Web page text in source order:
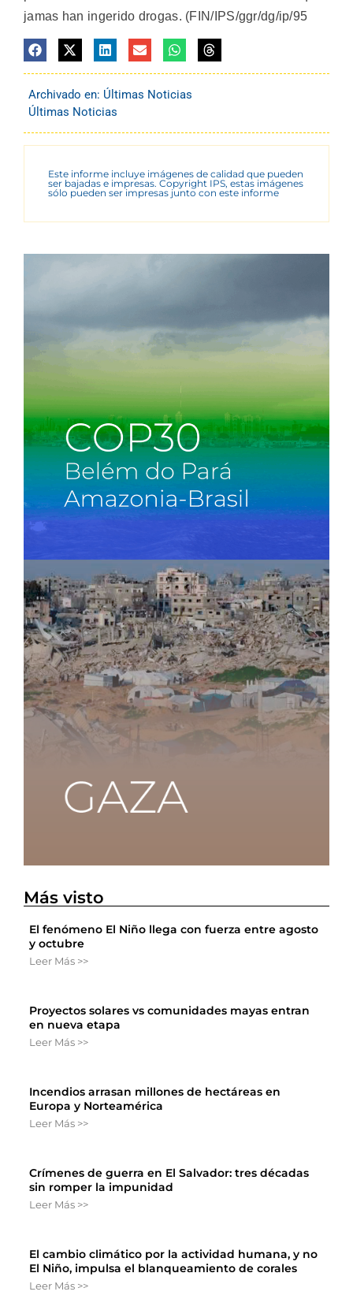
jamas han ingerido drogas. (FIN/IPS/ggr/dg/ip/95
Archivado en: Últimas Noticias
Últimas Noticias
Este informe incluye imágenes de calidad que pueden
ser bajadas e impresas. Copyright IPS, estas imágenes
sólo pueden ser impresas junto con este informe
Más visto
El fenómeno El Niño llega con fuerza entre agosto
y octubre
Leer Más >>
Proyectos solares vs comunidades mayas entran
en nueva etapa
Leer Más >>
Incendios arrasan millones de hectáreas en
Europa y Norteamérica
Leer Más >>
Crímenes de guerra en El Salvador: tres décadas
sin romper la impunidad
Leer Más >>
El cambio climático por la actividad humana, y no
El Niño, impulsa el blanqueamiento de corales
Leer Más >>